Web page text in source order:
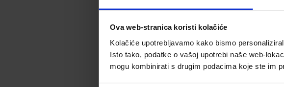
Ova web-stranica koristi kolačiće
Kolačiće upotrebljavamo kako bismo
Isto tako, podatke o vašoj upotrebi naše web-
mogu kombinirati s drugim podacima koje ste im